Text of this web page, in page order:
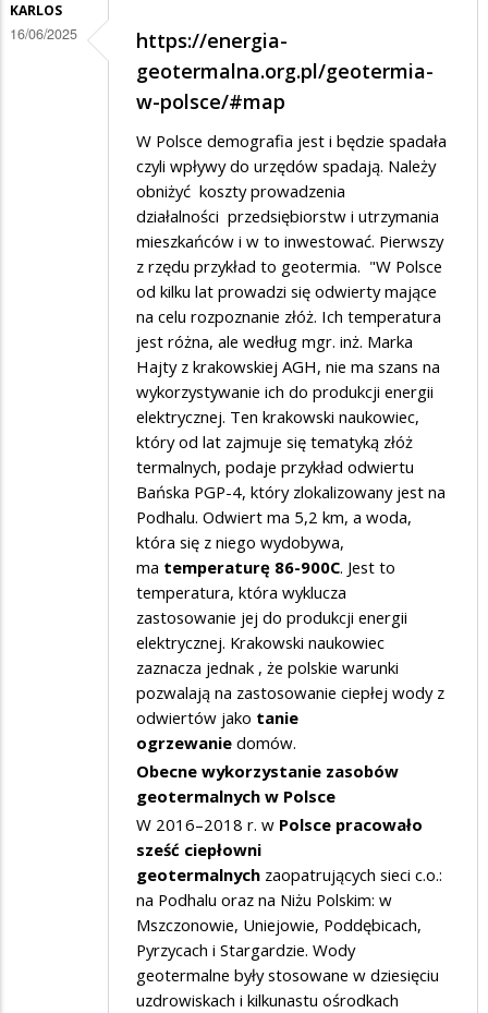
KARLOS
16/06/2025
https://energia-
geotermalna.org.pl/geotermia-
w-polsce/#map
W Polsce demografia jest i będzie spadała
czyli wpływy do urzędów spadają. Należy
obniżyć koszty prowadzenia
działalności przedsiębiorstw i utrzymania
mieszkańców i w to inwestować. Pierwszy
z rzędu przykład to geotermia. "W Polsce
od kilku lat prowadzi się odwierty mające
na celu rozpoznanie złóż. Ich temperatura
jest różna, ale według mgr. inż. Marka
Hajty z krakowskiej AGH, nie ma szans na
wykorzystywanie ich do produkcji energii
elektrycznej. Ten krakowski naukowiec,
który od lat zajmuje się tematyką złóż
termalnych, podaje przykład odwiertu
Bańska PGP-4, który zlokalizowany jest na
Podhalu. Odwiert ma 5,2 km, a woda,
która się z niego wydobywa,
ma temperaturę 86-900C. Jest to
temperatura, która wyklucza
zastosowanie jej do produkcji energii
elektrycznej. Krakowski naukowiec
zaznacza jednak , że polskie warunki
pozwalają na zastosowanie ciepłej wody z
odwiertów jako tanie
ogrzewanie domów.
Obecne wykorzystanie zasobów
geotermalnych w Polsce
W 2016–2018 r. w Polsce pracowało
sześć ciepłowni
geotermalnych zaopatrujących sieci c.o.:
na Podhalu oraz na Niżu Polskim: w
Mszczonowie, Uniejowie, Poddębicach,
Pyrzycach i Stargardzie. Wody
geotermalne były stosowane w dziesięciu
uzdrowiskach i kilkunastu ośrodkach